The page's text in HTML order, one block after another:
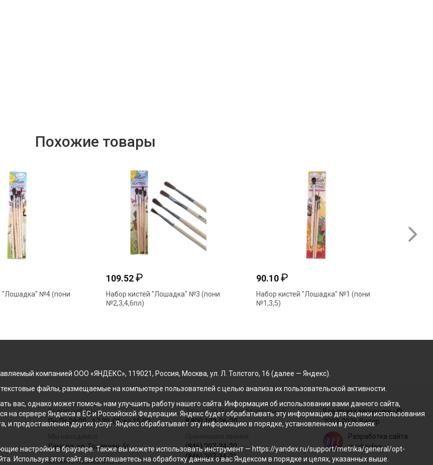
Похожие товары
"Лошадка" №4 (пони
109.52₽
Набор кистей "Лошадка" №3 (пони
№2,3,4,6пл)
90.10₽
Набор кистей "Лошадка" №1 (пони
№1,3,5)
Время работы
Пн-Пт 09:00 - 17:30, Сб до 15:00
Самара, ул. Товарная, 5г
Можете нам написать
Звонок по России бесплатный
8 800 100-26-20
(846) 207-34-20
(846) 207-34-21
Все права защищены ©
2003-2026 Вилор
Разработка сайта
mediaidea
компанией ООО «ЯНДЕКС», 119021, Россия, Москва, ул. Л. Толстого, 16 (далее — Яндекс).
файлы, размещаемые на компьютере пользователей с целью анализа их пользовательской активности.
вас, однако может помочь нам улучшить работу нашего сайта. Информация об использовании вами данного сайта,
на сервере Яндекса в ЕС и Российской Федерации. Яндекс будет обрабатывать эту информацию для оценки использования
и предоставления других услуг. Яндекс обрабатывает эту информацию в порядке, установленном в условиях
настройки в браузере. Также вы можете использовать инструмент — https://yandex.ru/support/metrika/general/opt-
Используя этот сайт, вы соглашаетесь на обработку данных о вас Яндексом в порядке и целях, указанных выше.